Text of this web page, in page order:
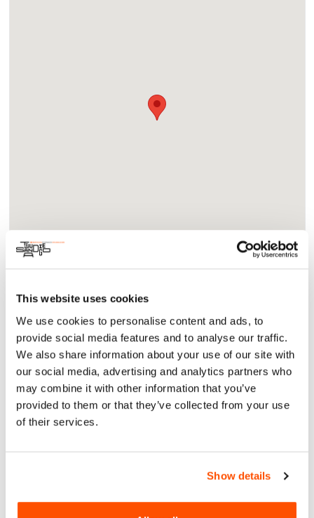
This website uses cookies
We use cookies to personalise content and ads, to
provide social media features and to analyse our traffic.
We also share information about your use of our site with
our social media, advertising and analytics partners who
may combine it with other information that you’ve
provided to them or that they’ve collected from your use
of their services.
Show details
Un charrette de diseño interdisciplinario, con el rendimiento
y la creatividad en su núcleo, involucrando a miembros
pasados, presentes y futuros de la comunidad de Space 4
Art – individuos, instituciones y administradores
comprometidos en las artes – para ayudar a dar forma al
futuro conceptual y físico del Centro de Arte S4A. El taller
será un evento rápido y atractivo de dos horas seguido
con comida, bebida y actuaciones.